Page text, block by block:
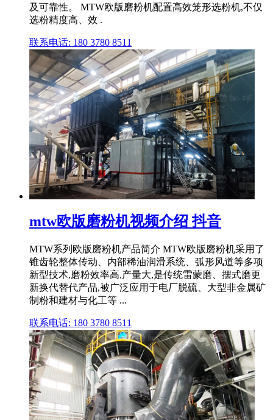
及可靠性。 MTW欧版磨粉机配置高效笼形选粉机,不仅
选粉精度高、效 .
联系电话: 180 3780 8511
mtw欧版磨粉机视频介绍 抖音
MTW系列欧版磨粉机产品简介 MTW欧版磨粉机采用了
锥齿轮整体传动、内部稀油润滑系统、弧形风道等多项
新型技术,磨粉效率高,产量大,是传统雷蒙磨、摆式磨更
新换代替代产品,被广泛应用于电厂脱硫、大型非金属矿
制粉和建材与化工等 ...
联系电话: 180 3780 8511